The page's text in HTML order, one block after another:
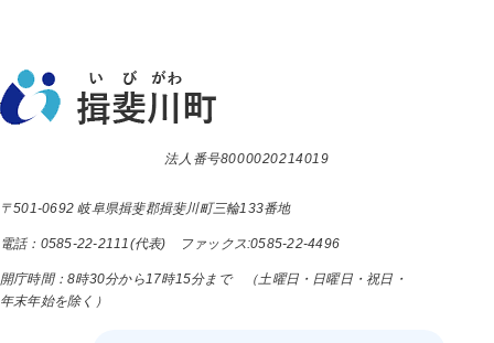
法人番号8000020214019
〒501-0692 岐阜県揖斐郡揖斐川町三輪133番地
電話：0585-22-2111(代表) ファックス:0585-22-4496
開庁時間：8時30分から17時15分まで （土曜日・日曜日・祝日・
年末年始を除く）